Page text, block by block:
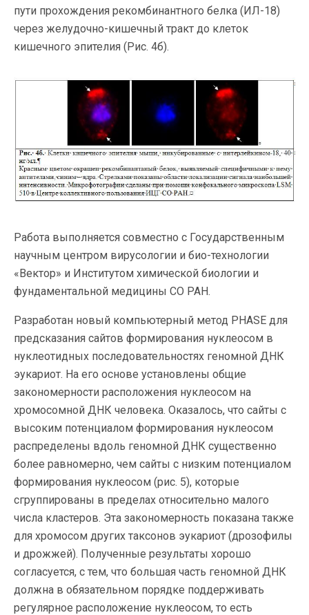
пути прохождения рекомбинантного белка (ИЛ-18)
через желудочно-кишечный тракт до клеток
кишечного эпителия (Рис. 4б).
Работа выполняется совместно с Государственным
научным центром вирусологии и био-технологии
«Вектор» и Институтом химической биологии и
фундаментальной медицины СО РАН.
Разработан новый компьютерный метод PHASE для
предсказания сайтов формирования нуклеосом в
нуклеотидных последовательностях геномной ДНК
эукариот. На его основе установлены общие
закономерности расположения нуклеосом на
хромосомной ДНК человека. Оказалось, что сайты с
высоким потенциалом формирования нуклеосом
распределены вдоль геномной ДНК существенно
более равномерно, чем сайты с низким потенциалом
формирования нуклеосом (рис. 5), которые
сгруппированы в пределах относительно малого
числа кластеров. Эта закономерность показана также
для хромосом других таксонов эукариот (дрозофилы
и дрожжей). Полученные результаты хорошо
согласуется, с тем, что большая часть геномной ДНК
должна в обязательном порядке поддерживать
регулярное расположение нуклеосом, то есть